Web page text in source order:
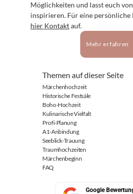
Möglichkeiten und lasst euch
hier Kontakt auf.
Mehr erfahren
Themen auf dieser Seite
Märchenhochzeit
Historische Festsäle
Boho-Hochzeit
Kulinarische Vielfalt
Profi-Planung
A1-Anbindung
Seeblick-Trauung
Traumhochzeiten
Märchenbeginn
FAQ
Google